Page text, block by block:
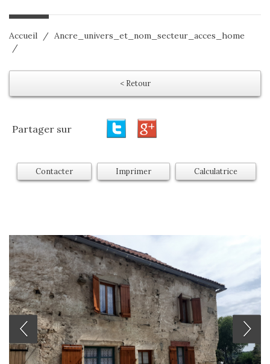
Accueil Ancre_univers_et_nom_secteur_acces_home
< Retour
Partager sur
Contacter Imprimer Calculatrice